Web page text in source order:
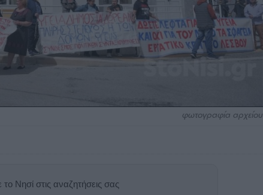
φωτογραφία αρχείου
Νησί στις αναζητήσεις σας